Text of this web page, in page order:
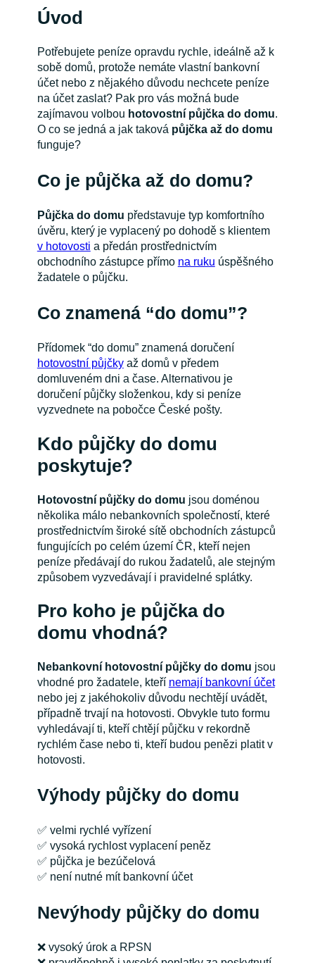
Úvod
Potřebujete peníze opravdu rychle, ideálně až k
sobě domů, protože nemáte vlastní bankovní
účet nebo z nějakého důvodu nechcete peníze
na účet zaslat? Pak pro vás možná bude
zajímavou volbou hotovostní půjčka do domu.
O co se jedná a jak taková půjčka až do domu
funguje?
Co je půjčka až do domu?
Půjčka do domu představuje typ komfortního
úvěru, který je vyplacený po dohodě s klientem
v hotovosti a předán prostřednictvím
obchodního zástupce přímo na ruku úspěšného
žadatele o půjčku.
Co znamená “do domu”?
Přídomek “do domu” znamená doručení
hotovostní půjčkyaž domů v předem
domluveném dni a čase. Alternativou je
doručení půjčky složenkou, kdy si peníze
vyzvednete na pobočce České pošty.
Kdo půjčky do domu
poskytuje?
Hotovostní půjčky do domu jsou doménou
několika málo nebankovních společností, které
prostřednictvím široké sítě obchodních zástupců
fungujících po celém území ČR, kteří nejen
peníze předávají do rukou žadatelů, ale stejným
způsobem vyzvedávají i pravidelné splátky.
Pro koho je půjčka do
domu vhodná?
Nebankovní hotovostní půjčky do domu jsou
vhodné pro žadatele, kteří nemají bankovní účet
nebo jej z jakéhokoliv důvodu nechtějí uvádět,
případně trvají na hotovosti. Obvykle tuto formu
vyhledávají ti, kteří chtějí půjčku v rekordně
rychlém čase nebo ti, kteří budou penězi platit v
hotovosti.
Výhody půjčky do domu
✅ velmi rychlé vyřízení
✅ vysoká rychlost vyplacení peněz
✅ půjčka je bezúčelová
✅ není nutné mít bankovní účet
Nevýhody půjčky do domu
❌ vysoký úrok a RPSN